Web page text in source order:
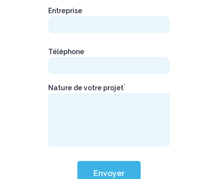
Entreprise
Téléphone
Nature de votre projet*
Envoyer